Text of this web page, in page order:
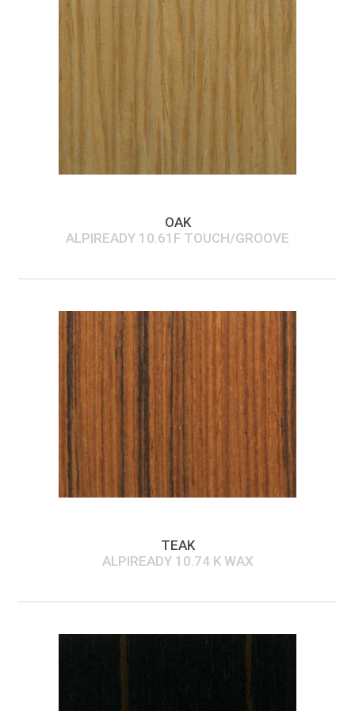
OAK
ALPIREADY 10.61F TOUCH/GROOVE
TEAK
ALPIREADY 10.74 K WAX